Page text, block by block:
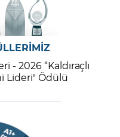
- 2026 “Kaldıraçlı
Lideri" Ödülü